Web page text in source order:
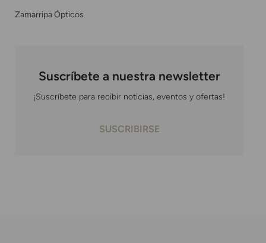
Zamarripa Ópticos
Suscríbete a nuestra newsletter
¡Suscríbete para recibir noticias, eventos y ofertas!
SUSCRIBIRSE